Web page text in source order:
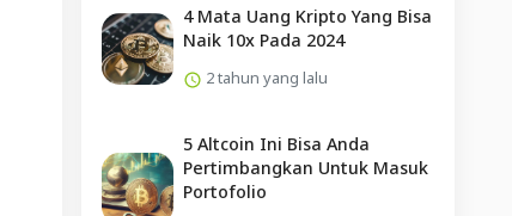
4 Mata Uang Kripto Yang Bisa
Naik 10x Pada 2024
2 tahun yang lalu
5 Altcoin Ini Bisa Anda
Pertimbangkan Untuk Masuk
Portofolio